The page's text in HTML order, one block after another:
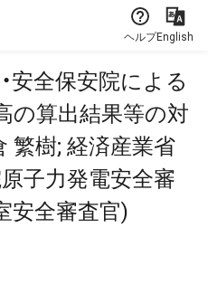
ヘルプEnglish
安全保安院による
の算出結果等の対
繁樹; 経済産業省
子力発電安全審
安全審査官)